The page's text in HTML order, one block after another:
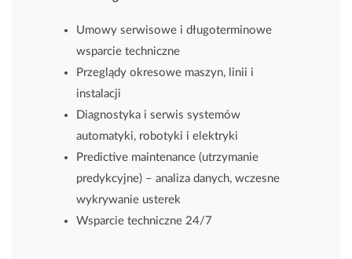
Umowy serwisowe i długoterminowe
wsparcie techniczne
Przeglądy okresowe maszyn, linii i
instalacji
Diagnostyka i serwis systemów
automatyki, robotyki i elektryki
Predictive maintenance (utrzymanie
predykcyjne) – analiza danych, wczesne
wykrywanie usterek
Wsparcie techniczne 24/7